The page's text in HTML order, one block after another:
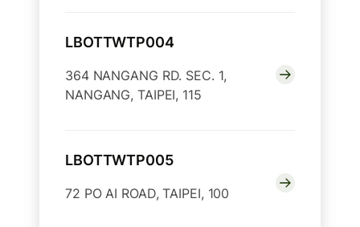
LBOTTWTP004
364 NANGANG RD. SEC. 1,
NANGANG, TAIPEI, 115
LBOTTWTP005
72 PO AI ROAD, TAIPEI, 100